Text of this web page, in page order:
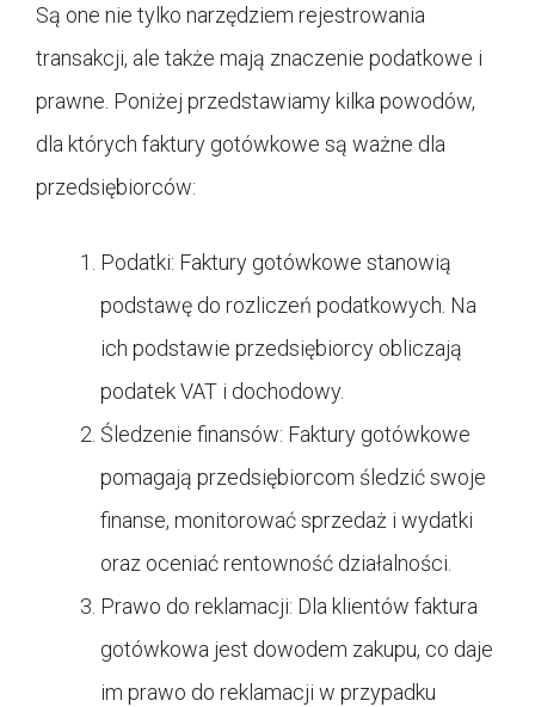
Są one nie tylko narzędziem rejestrowania
transakcji, ale także mają znaczenie podatkowe i
prawne. Poniżej przedstawiamy kilka powodów,
dla których faktury gotówkowe są ważne dla
przedsiębiorców:
Podatki: Faktury gotówkowe stanowią
podstawę do rozliczeń podatkowych. Na
ich podstawie przedsiębiorcy obliczają
podatek VAT i dochodowy.
Śledzenie finansów: Faktury gotówkowe
pomagają przedsiębiorcom śledzić swoje
finanse, monitorować sprzedaż i wydatki
oraz oceniać rentowność działalności.
Prawo do reklamacji: Dla klientów faktura
gotówkowa jest dowodem zakupu, co daje
im prawo do reklamacji w przypadku